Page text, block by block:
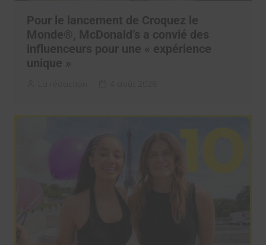
Pour le lancement de Croquez le
Monde®, McDonald’s a convié des
influenceurs pour une « expérience
unique »